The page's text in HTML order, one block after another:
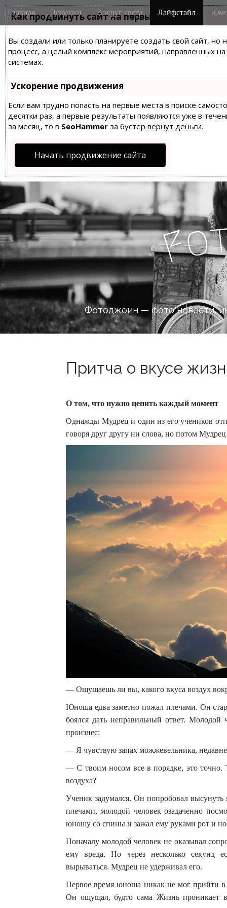
Как продвинуть сайт на первые места?
Вы создали или только планируете создать свой сайт,
процесс, а целый комплекс мероприятий, направленных
системах.
Ускорение продвижения
Если вам трудно попасть на первые места в поиске
десятки раз, а первые результаты появляются уже в
за месяц, то в SeoHammer за бустер вернут деньги.
Начать продвижение сайта
M
a
n
m
e
n
u
i
Главная Девушки Вокруг света Лайфстайл
Fo
Фотоджоин — фото новости,
Притча о вкусе
О том, что нужно ценить каждый момент
Однажды Мудрец и один из его учеников
говоря друг другу ни слова, но потом Мудрец
— Ощущаешь ли вы, какого вкуса воздух
Юноша едва заметно пожал плечами. Он
боялся дать неправильный ответ.
произнес:
— Я чувствую запах можжевельника,
— С твоим носом все в порядке, это точно.
воздуха?
Ученик задумался. Он попробовал
плечами, молодой человек озадаченно
юношу со спины и зажал ему руками рот и
Поначалу молодой человек не оказывал
ему вреда. Но через несколько секунд
вырываться. Мудрец не удерживал его.
Первое время юноша никак не мог прийти в
Он ощущал, будто сама Жизнь проникает